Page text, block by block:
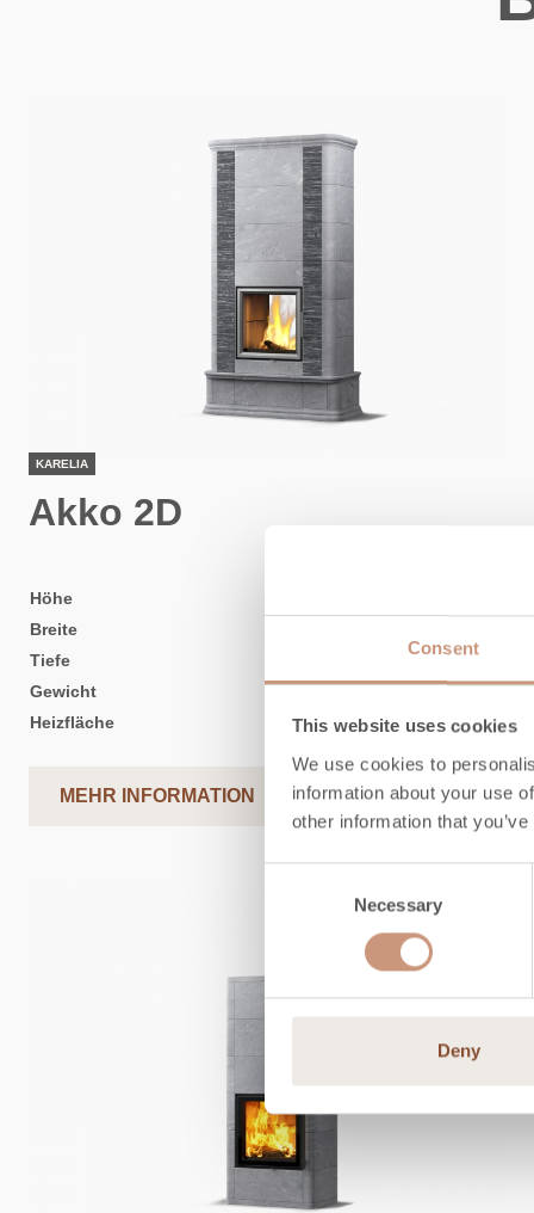
Consent
This website uses cookies
We use cookies to
information about your use
other information that
Necessary
Deny
KARELIA
Akko 2D
Höhe
Breite
Tiefe
550mm
Gewicht
1860-2300kg
Heizfläche
55-80m2
MEHR INFORMATION